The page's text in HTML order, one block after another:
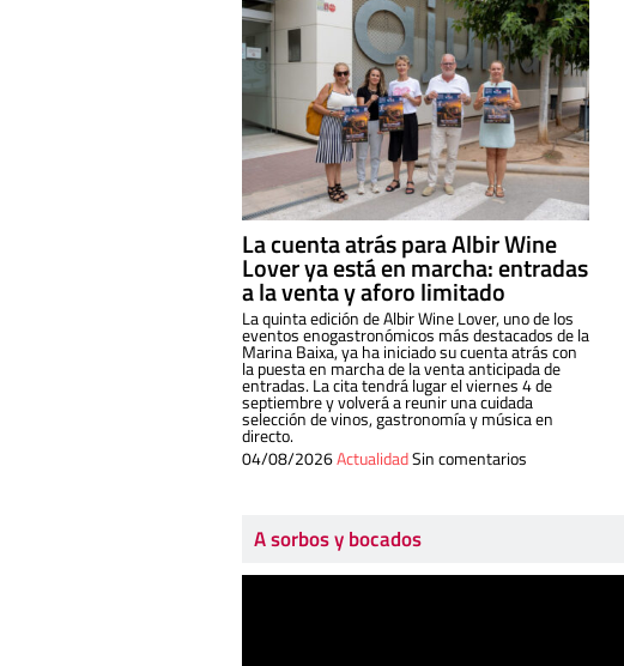
La cuenta atrás para Albir Wine
Lover ya está en marcha: entradas
a la venta y aforo limitado
La quinta edición de Albir Wine Lover, uno de los
eventos enogastronómicos más destacados de la
Marina Baixa, ya ha iniciado su cuenta atrás con
la puesta en marcha de la venta anticipada de
entradas. La cita tendrá lugar el viernes 4 de
septiembre y volverá a reunir una cuidada
selección de vinos, gastronomía y música en
directo.
04/08/2026ActualidadSin comentarios
A sorbos y bocados